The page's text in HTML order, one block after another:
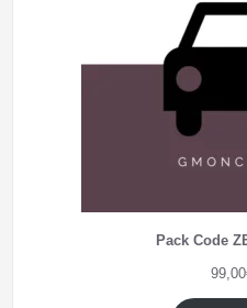
Pack Code
99,00